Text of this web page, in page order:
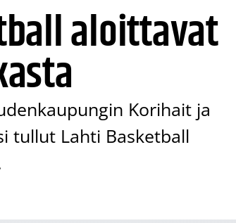
aloittavat
Korihait ja
tullut Lahti Basketball